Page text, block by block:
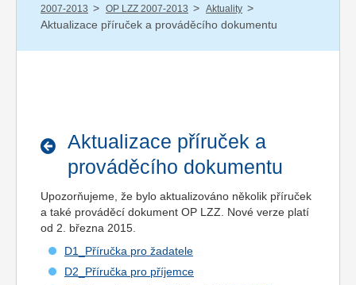
2007-2013 / OP LZZ 2007-2013 / Aktuality /
Aktualizace příruček a prováděcího dokumentu
Aktualizace příruček a
prováděcího dokumentu
Upozorňujeme, že bylo aktualizováno několik příruček
a také prováděcí dokument OP LZZ. Nové verze platí
od 2. března 2015.
D1_Příručka pro žadatele
D2_Příručka pro příjemce